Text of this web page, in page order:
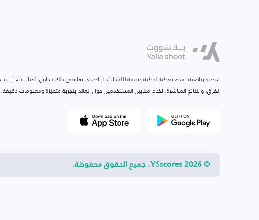
منصة رياضية تقدم تغطية لحظية دقيقة للأحداث الرياضية، بما في ذلك جداول المباريات، ترتيب
الفرق، والنتائج المباشرة. نخدم ملايين المستخدمين حول العالم بتجربة متميزة ومعلومات دقيقة.
© 2026 YSscores. جميع الحقوق محفوظة.